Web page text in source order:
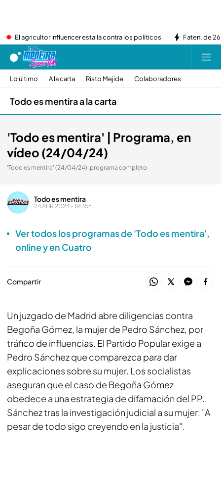
El agricultor influencer estalla contra los políticos Faten, de
Lo último A la carta Risto Mejide Colaboradores
Todo es mentira a la carta
'Todo es mentira' | Programa, en
vídeo (24/04/24)
'Todo es mentira' (24/04/24): programa completo
Todo es mentira
24 ABR 2024 - 19:35h.
Ver todos los programas de 'Todo es mentira',
online y en Cuatro
Compartir
Un juzgado de Madrid abre diligencias contra
Begoña Gómez, la mujer de Pedro Sánchez, por
tráfico de influencias. El Partido Popular exige a
Pedro Sánchez que comparezca para dar
explicaciones sobre su mujer. Los socialistas
aseguran que el caso de Begoña Gómez
obedece a una estrategia de difamación del PP.
Sánchez tras la investigación judicial a su mujer: "A
pesar de todo sigo creyendo en la justicia".